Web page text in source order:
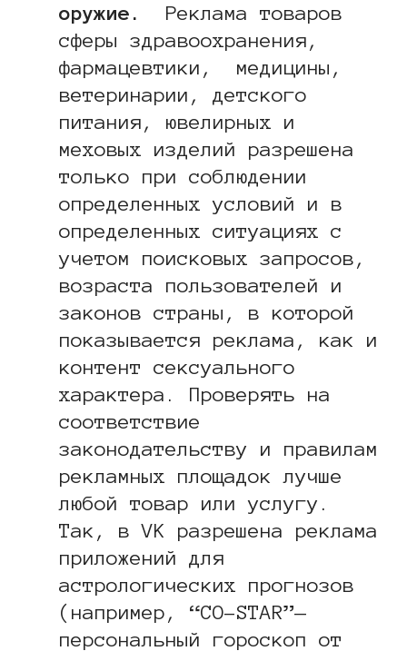
оружие. Реклама товаров
сферы здравоохранения,
фармацевтики, медицины,
ветеринарии, детского
питания, ювелирных и
меховых изделий разрешена
только при соблюдении
определенных условий и в
определенных ситуациях с
учетом поисковых запросов,
возраста пользователей и
законов страны, в которой
показывается реклама, как и
контент сексуального
характера. Проверять на
соответствие
законодательству и правилам
рекламных площадок лучше
любой товар или услугу.
Так, в VK разрешена реклама
приложений для
астрологических прогнозов
(например, “CO-STAR”—
персональный гороскоп от